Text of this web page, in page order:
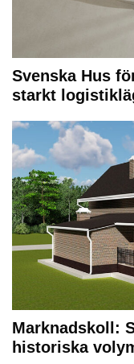
Svenska Hus
starkt
Marknadskoll:
historiska